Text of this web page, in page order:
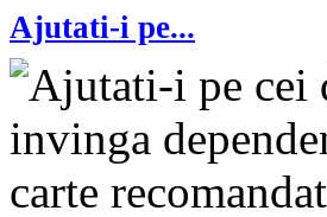
Ajutati-i pe...